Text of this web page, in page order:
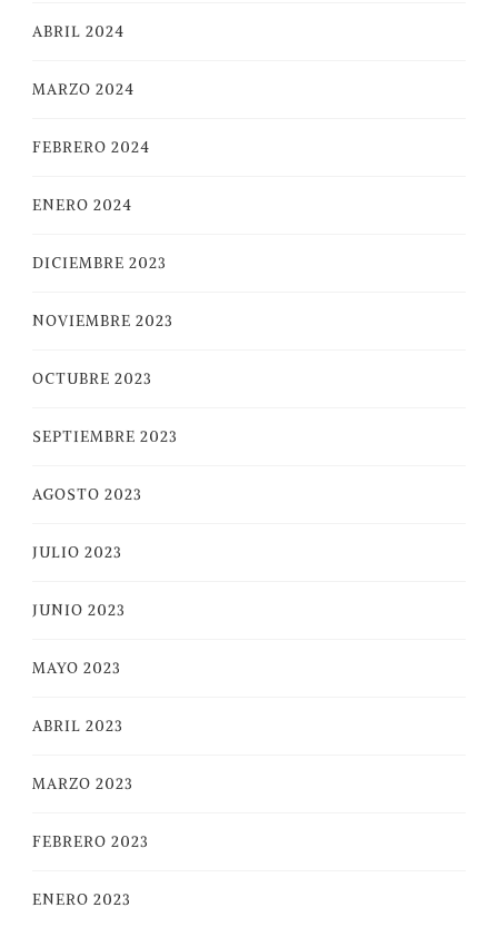
ABRIL 2024
MARZO 2024
FEBRERO 2024
ENERO 2024
DICIEMBRE 2023
NOVIEMBRE 2023
OCTUBRE 2023
SEPTIEMBRE 2023
AGOSTO 2023
JULIO 2023
JUNIO 2023
MAYO 2023
ABRIL 2023
MARZO 2023
FEBRERO 2023
ENERO 2023